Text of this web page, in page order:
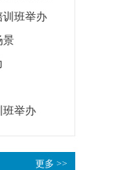
训班举办
景
班举办
更多 >>